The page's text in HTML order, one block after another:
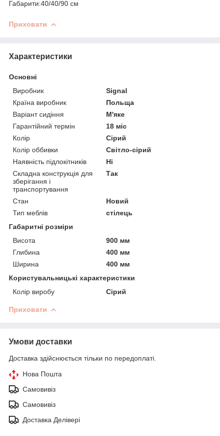
Габарити:40/40/90 см
Приховати
Характеристики
Основні
Виробник
Signal
Країна виробник
Польща
Варіант сидіння
М'яке
Гарантійний термін
18 міс
Колір
Сірий
Колір оббивки
Світло-сірий
Наявність підлокітників
Ні
Складна конструкція для
зберігання і
транспортування
Так
Стан
Новий
Тип меблів
стілець
Габаритні розміри
Висота
900 мм
Глибина
400 мм
Ширина
400 мм
Користувальницькі характеристики
Колір виробу
Сірий
Приховати
Умови доставки
Доставка здійснюється тільки по передоплаті.
Нова Пошта
Самовивіз
Самовивіз
Доставка Делівері